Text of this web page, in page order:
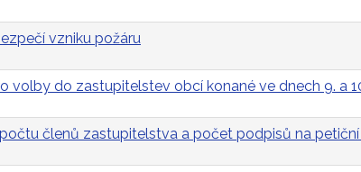
vzniku požáru
volby do zastupitelstev obcí konané ve dnech 9. a
členů zastupitelstva a počet podpisů na